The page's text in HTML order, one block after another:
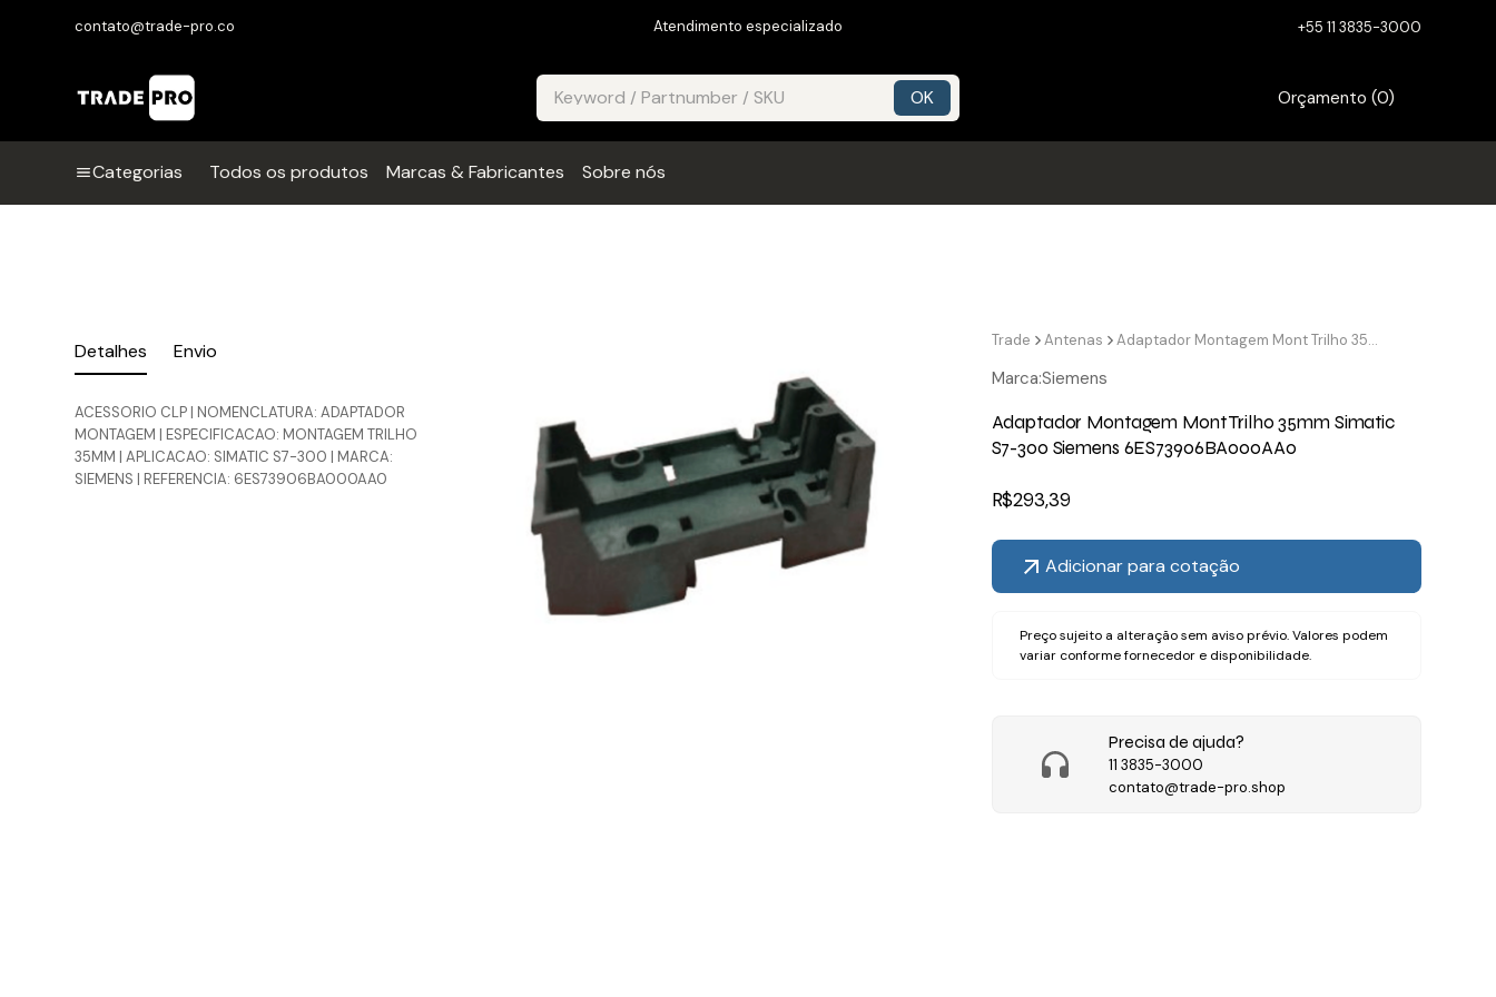
contato@trade-pro.co Atendimento especializado +55 11 3835-3000
Orçamento (0)
Categorias Todos os produtos Marcas & Fabricantes Sobre nós
Detalhes Envio
ACESSORIO CLP | NOMENCLATURA: ADAPTADOR
MONTAGEM | ESPECIFICACAO: MONTAGEM TRILHO
35MM | APLICACAO: SIMATIC S7-300 | MARCA:
SIEMENS | REFERENCIA: 6ES73906BA000AA0
Trade Antenas Adaptador Montagem Mont Trilho 35mm Simatic S7-300 Siemens 6ES73906BA000AA0
Marca:Siemens
Adaptador Montagem Mont Trilho 35mm Simatic
S7-300 Siemens 6ES73906BA000AA0
R$293,39
Adicionar para cotação
Preço sujeito a alteração sem aviso prévio. Valores podem
variar conforme fornecedor e disponibilidade.
Precisa de ajuda?
11 3835-3000
contato@trade-pro.shop